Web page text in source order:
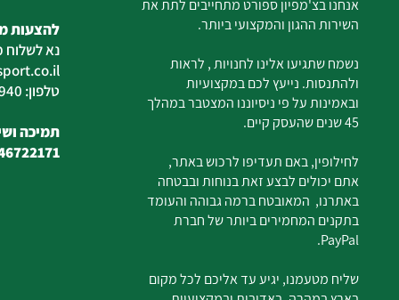
להצעות
נא לשלוח
טלפון: 04-6726940
תמיכה
אנחנו בצ'מפיון ספורט מתחייבים לתת את
השירות ההגון והמקצועי ביותר.
נשמח שתגיעו אלינו לחנויות , לראות
ולהתנסות. נייעץ לכם במקצועיות
ובאמינות על פי ניסיוננו המצטבר במהלך
45 שנים שהעסק קיים.
לחילופין, באם תעדיפו לרכוש באתר,
אתם יכולים לבצע זאת בנוחות ובבטחה
באתרנו, המאובטח ברמה גבוהה והעומד
בתקנים המחמירים ביותר של חברת
PayPal.
שליח מטעמנו, יגיע עד אליכם לכל מקום